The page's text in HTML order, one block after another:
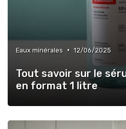
Eaux minérales • 12/06/2025
Tout savoir sur le
en format 1 litre